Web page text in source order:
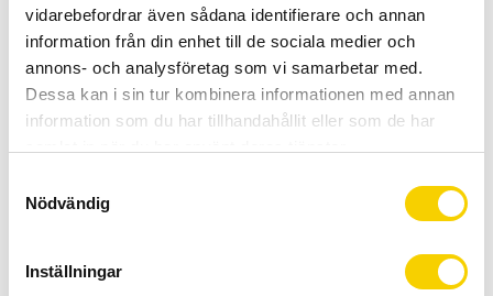
vidarebefordrar även sådana identifierare och annan
information från din enhet till de sociala medier och
annons- och analysföretag som vi samarbetar med.
Dessa kan i sin tur kombinera informationen med annan
information som du har tillhandahållit eller som de har
Nödvändig
Inställningar
Kunnig personal och hög kundnöjdhet
Artikelnr
Tvätta din drivlina på sekunder med Muc-Offs drivetrain
Cleaner! Den är dessutom miljövänlig!